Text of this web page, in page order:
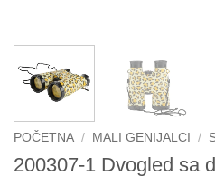
POČETNA / MALI GENIJALCI /
200307-1 Dvogled sa